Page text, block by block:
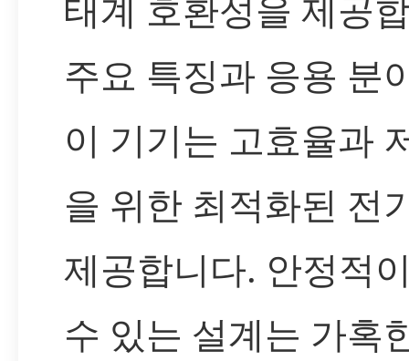
주요 특징과 응용 분
이 기기는 고효율과
을 위한 최적화된 전
제공합니다. 안정적
수 있는 설계는 가혹